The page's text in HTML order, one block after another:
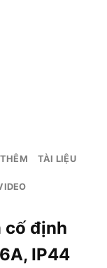
TÀI LIỆU
cố định
IP44